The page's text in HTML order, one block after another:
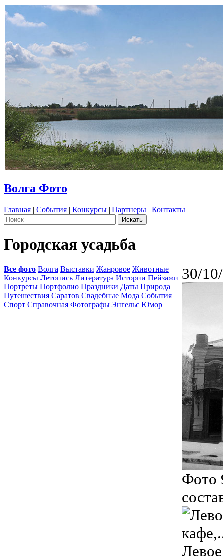
Волга Фото
Главная | События | Конкурсы | Партнеры | Контакты
Городская усадьба
Все фото Волга Выставки Жанровое Животные
Конкурсы Летопись Литература Истории Пейзажи
Портреты Портфолио Праздники Даты Природа
Путешествия Саратов Свадебные Мода События
Спорт Справочная Фотографы Энгельс Юмор
30/
Фото